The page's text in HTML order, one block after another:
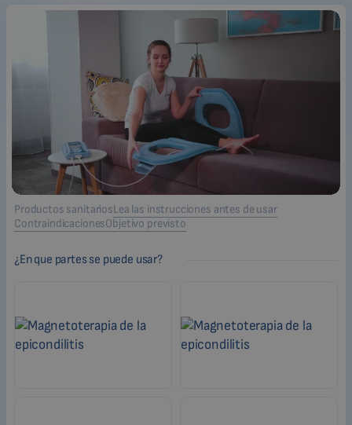
Productos sanitariosLea las instrucciones antes de usar
ContraindicacionesObjetivo previsto
¿En que partes se puede usar?